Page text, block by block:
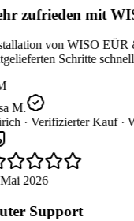
zufrieden mit
von WISO EÜR
Schritte
M.
· Verifizierter Kauf ·
2026
Support